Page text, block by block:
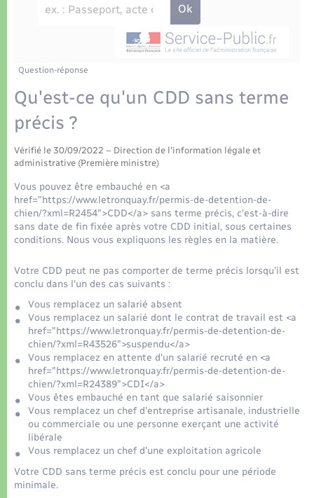
Eau - Assainissement
Transports
Transports scolaires
Logement - Urbanisme
Loisirs
Seniors
Nouvel habitant
Numérique
Organisation d’événement
Sécurité - Prévention
Commerces - Entreprises - Emploi
Voirie et espace public
Travaux - Autorisation d’occupation de l’espace
Présentation de la commune
Publications
La Communauté de communes
Question-réponse
Qu'est-ce qu'un CDD sans terme
précis ?
Vérifié le 30/09/2022 – Direction de l'information légale et
administrative (Première ministre)
Vous pouvez être embauché en <a
href="https://www.letronquay.fr/permis-de-detention-de-
chien/?xml=R2454">CDD</a> sans terme précis, c'est-à-dire
sans date de fin fixée après votre CDD initial, sous certaines
conditions. Nous vous expliquons les règles en la matière.
Votre CDD peut ne pas comporter de terme précis lorsqu'il est
conclu dans l'un des cas suivants :
Vous remplacez un salarié absent
Vous remplacez un salarié dont le contrat de travail est <a
href="https://www.letronquay.fr/permis-de-detention-de-
chien/?xml=R43526">suspendu</a>
Vous remplacez en attente d'un salarié recruté en <a
href="https://www.letronquay.fr/permis-de-detention-de-
chien/?xml=R24389">CDI</a>
Vous êtes embauché en tant que salarié saisonnier
Vous remplacez un chef d'entreprise artisanale, industrielle
ou commerciale ou une personne exerçant une activité
libérale
Vous remplacez un chef d'une exploitation agricole
Votre CDD sans terme précis est conclu pour une période
minimale.